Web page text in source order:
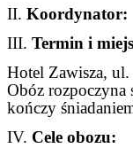
II. Koordynator:
III. Termin i
Hotel Zawisza,
Obóz
kończy
IV. Cele obozu: